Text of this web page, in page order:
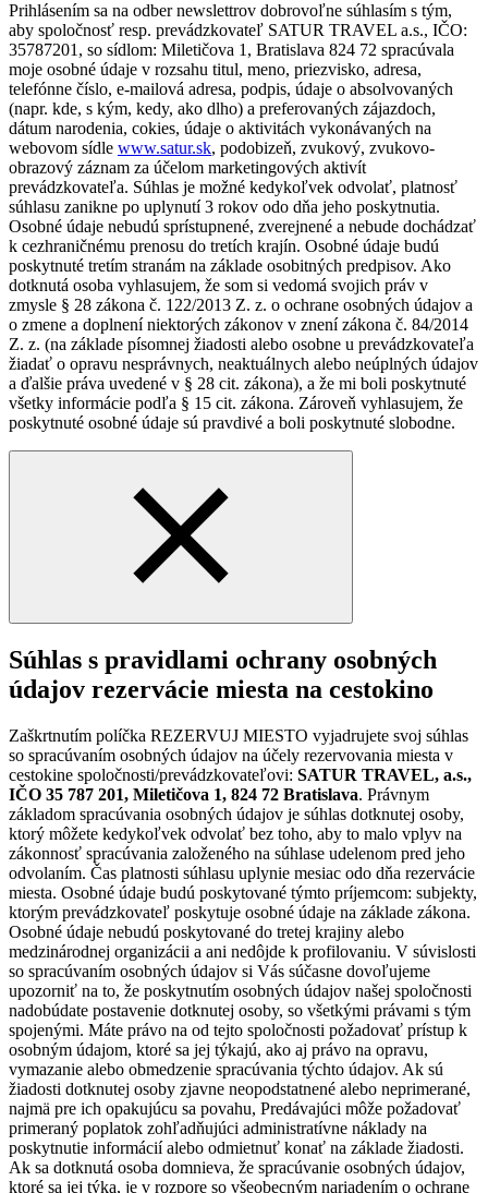
Prihlásením sa na odber newslettrov dobrovoľne súhlasím s tým,
aby spoločnosť resp. prevádzkovateľ SATUR TRAVEL a.s., IČO:
35787201, so sídlom: Miletičova 1, Bratislava 824 72 spracúvala
moje osobné údaje v rozsahu titul, meno, priezvisko, adresa,
telefónne číslo, e-mailová adresa, podpis, údaje o absolvovaných
(napr. kde, s kým, kedy, ako dlho) a preferovaných zájazdoch,
dátum narodenia, cokies, údaje o aktivitách vykonávaných na
webovom sídle www.satur.sk, podobizeň, zvukový, zvukovo-
obrazový záznam za účelom marketingových aktivít
prevádzkovateľa. Súhlas je možné kedykoľvek odvolať, platnosť
súhlasu zanikne po uplynutí 3 rokov odo dňa jeho poskytnutia.
Osobné údaje nebudú sprístupnené, zverejnené a nebude dochádzať
k cezhraničnému prenosu do tretích krajín. Osobné údaje budú
poskytnuté tretím stranám na základe osobitných predpisov. Ako
dotknutá osoba vyhlasujem, že som si vedomá svojich práv v
zmysle § 28 zákona č. 122/2013 Z. z. o ochrane osobných údajov a
o zmene a doplnení niektorých zákonov v znení zákona č. 84/2014
Z. z. (na základe písomnej žiadosti alebo osobne u prevádzkovateľa
žiadať o opravu nesprávnych, neaktuálnych alebo neúplných údajov
a ďalšie práva uvedené v § 28 cit. zákona), a že mi boli poskytnuté
všetky informácie podľa § 15 cit. zákona. Zároveň vyhlasujem, že
poskytnuté osobné údaje sú pravdivé a boli poskytnuté slobodne.
Súhlas s pravidlami ochrany osobných
údajov rezervácie miesta na cestokino
Zaškrtnutím políčka REZERVUJ MIESTO vyjadrujete svoj súhlas
so spracúvaním osobných údajov na účely rezervovania miesta v
cestokine spoločnosti/prevádzkovateľovi: SATUR TRAVEL, a.s.,
IČO 35 787 201, Miletičova 1, 824 72 Bratislava. Právnym
základom spracúvania osobných údajov je súhlas dotknutej osoby,
ktorý môžete kedykoľvek odvolať bez toho, aby to malo vplyv na
zákonnosť spracúvania založeného na súhlase udelenom pred jeho
odvolaním. Čas platnosti súhlasu uplynie mesiac odo dňa rezervácie
miesta. Osobné údaje budú poskytované týmto príjemcom: subjekty,
ktorým prevádzkovateľ poskytuje osobné údaje na základe zákona.
Osobné údaje nebudú poskytované do tretej krajiny alebo
medzinárodnej organizácii a ani nedôjde k profilovaniu. V súvislosti
so spracúvaním osobných údajov si Vás súčasne dovoľujeme
upozorniť na to, že poskytnutím osobných údajov našej spoločnosti
nadobúdate postavenie dotknutej osoby, so všetkými právami s tým
spojenými. Máte právo na od tejto spoločnosti požadovať prístup k
osobným údajom, ktoré sa jej týkajú, ako aj právo na opravu,
vymazanie alebo obmedzenie spracúvania týchto údajov. Ak sú
žiadosti dotknutej osoby zjavne neopodstatnené alebo neprimerané,
najmä pre ich opakujúcu sa povahu, Predávajúci môže požadovať
primeraný poplatok zohľadňujúci administratívne náklady na
poskytnutie informácií alebo odmietnuť konať na základe žiadosti.
Ak sa dotknutá osoba domnieva, že spracúvanie osobných údajov,
ktoré sa jej týka, je v rozpore so všeobecným nariadením o ochrane